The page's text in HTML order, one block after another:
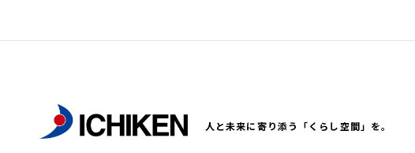
人と未来に寄り添う「くらし空間」を。